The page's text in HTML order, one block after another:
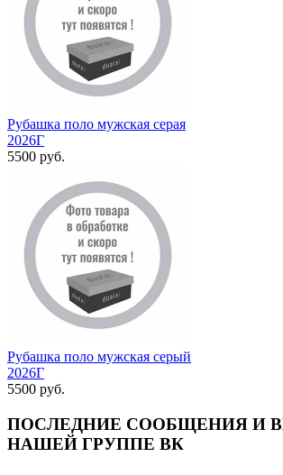
Рубашка поло мужская серая
2026Г
5500 руб.
Рубашка поло мужская серый
2026Г
5500 руб.
ПОСЛЕДНИЕ СООБЩЕНИЯ И
НАШЕЙ ГРУППЕ ВК